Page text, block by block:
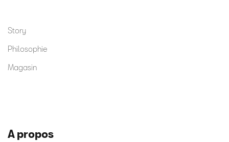
Story
Philosophie
Magasin
A propos